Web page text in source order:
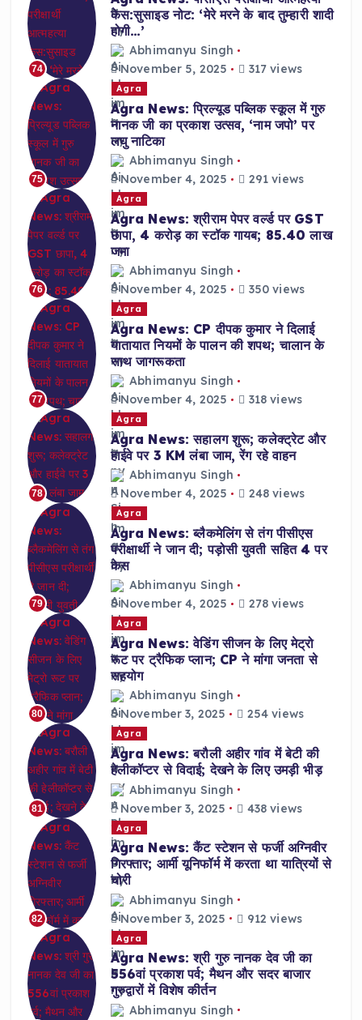
74
केस:सुसाइड नोट: ‘मेरे मरने के बाद तुम्हारी शादी
होगी…’
Abhimanyu Singh
November 5, 2025
317 views
75
Agra
Agra News: प्रिल्यूड पब्लिक स्कूल में गुरु
नानक जी का प्रकाश उत्सव, ‘नाम जपो’ पर
लघु नाटिका
Abhimanyu Singh
November 4, 2025
291 views
76
Agra
Agra News: श्रीराम पेपर वर्ल्ड पर GST
छापा, 4 करोड़ का स्टॉक गायब; 85.40 लाख
जमा
Abhimanyu Singh
November 4, 2025
350 views
77
Agra
Agra News: CP दीपक कुमार ने दिलाई
यातायात नियमों के पालन की शपथ; चालान के
साथ जागरूकता
Abhimanyu Singh
November 4, 2025
318 views
78
Agra
Agra News: सहालग शुरू; कलेक्ट्रेट और
हाईवे पर 3 KM लंबा जाम, रेंग रहे वाहन
Abhimanyu Singh
November 4, 2025
248 views
79
Agra
Agra News: ब्लैकमेलिंग से तंग पीसीएस
परीक्षार्थी ने जान दी; पड़ोसी युवती सहित 4 पर
केस
Abhimanyu Singh
November 4, 2025
278 views
80
Agra
Agra News: वेडिंग सीजन के लिए मेट्रो
रूट पर ट्रैफिक प्लान; CP ने मांगा जनता से
सहयोग
Abhimanyu Singh
November 3, 2025
254 views
81
Agra
Agra News: बरौली अहीर गांव में बेटी की
हेलीकॉप्टर से विदाई; देखने के लिए उमड़ी भीड़
Abhimanyu Singh
November 3, 2025
438 views
82
Agra
Agra News: कैंट स्टेशन से फर्जी अग्निवीर
गिरफ्तार; आर्मी यूनिफॉर्म में करता था यात्रियों से
चोरी
Abhimanyu Singh
November 3, 2025
912 views
Agra
Agra News: श्री गुरु नानक देव जी का
556वां प्रकाश पर्व; मैथन और सदर बाजार
गुरुद्वारों में विशेष कीर्तन
Abhimanyu Singh